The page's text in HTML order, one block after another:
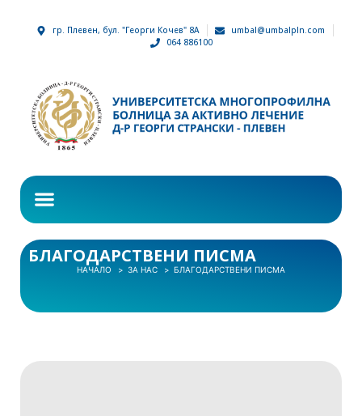
гр. Плевен, бул. "Георги Кочев" 8А
umbal@umbalpln.com
064 886100
БЛАГОДАРСТВЕНИ ПИСМА
НАЧАЛО ЗА НАС БЛАГОДАРСТВЕНИ ПИСМА